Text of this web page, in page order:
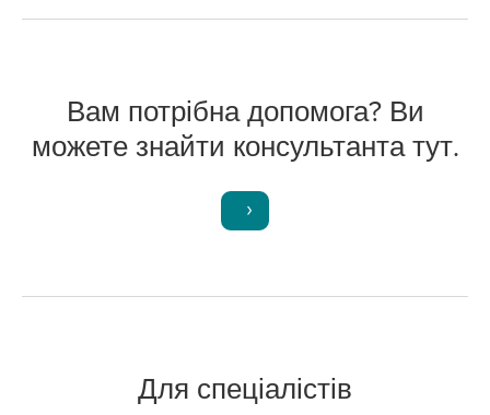
Вам потрібна допомога? Ви
можете знайти консультанта тут.
Для спеціалістів